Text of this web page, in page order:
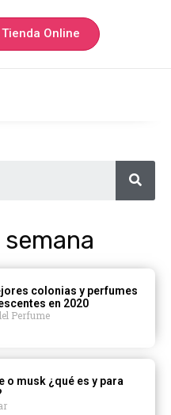
Tienda Online
colonias y perfumes
en 2020
Perfume
o musk ¿qué es y para